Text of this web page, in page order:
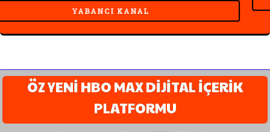
YABANCI KANAL
ÖZ YENİ HBO MAX DİJİTAL İÇERİK
PLATFORMU